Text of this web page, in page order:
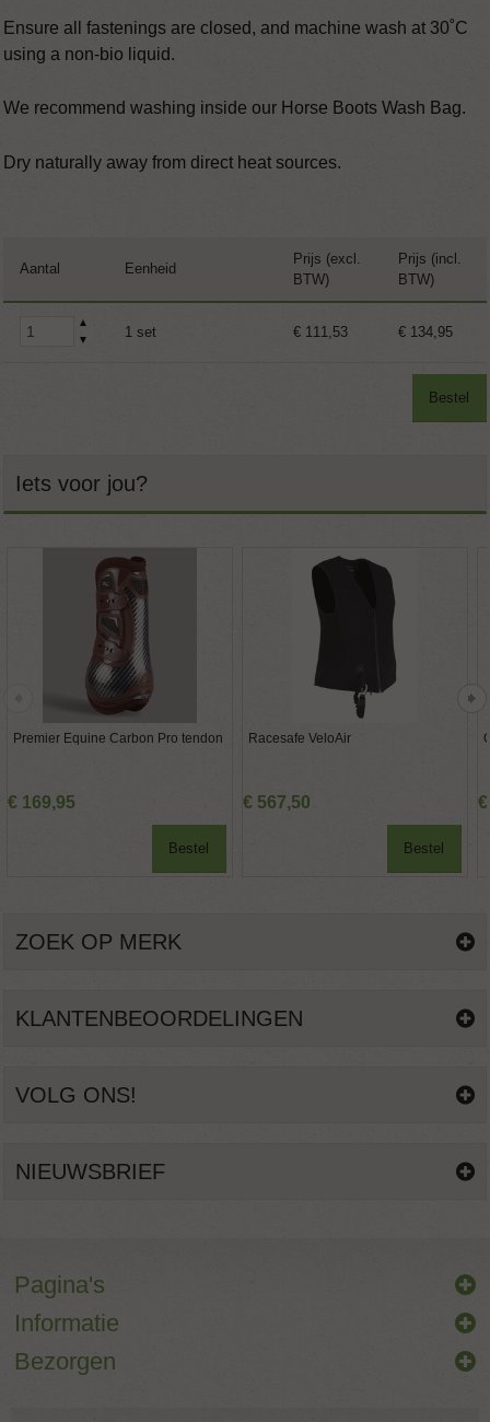
Ensure all fastenings are closed, and machine wash at 30˚C
using a non-bio liquid.
We recommend washing inside our Horse Boots Wash Bag.
Dry naturally away from direct heat sources.
Aantal Eenheid
Prijs (excl.
BTW)
Prijs (incl.
BTW)
▲
▼
1 set € 111,53 € 134,95
Bestel
Iets voor jou?
Premier Equine Carbon Pro tendon
€ 169,95
Bestel
Racesafe VeloAir
€ 567,50
Bestel
€
ZOEK OP MERK
KLANTENBEOORDELINGEN
VOLG ONS!
NIEUWSBRIEF
Pagina's
Informatie
Bezorgen